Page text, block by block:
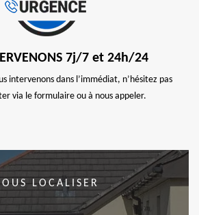
7j/7 et 24h/24
intervenons dans l’immédiat, n’hésitez pas
via le formulaire ou à nous appeler.
LOCALISER